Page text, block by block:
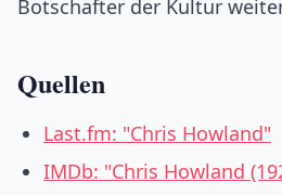
Botschafter der Kultur
Quellen
Last.fm: "Chris Howland"
IMDb: "Chris Howland